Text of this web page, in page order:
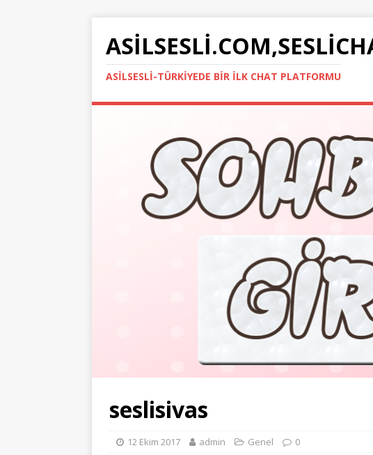
ASILSESLI-TÜRKIYEDE BIR İLK CHAT PLATFORMU
seslisivas
12 Ekim 2017 admin Genel 0